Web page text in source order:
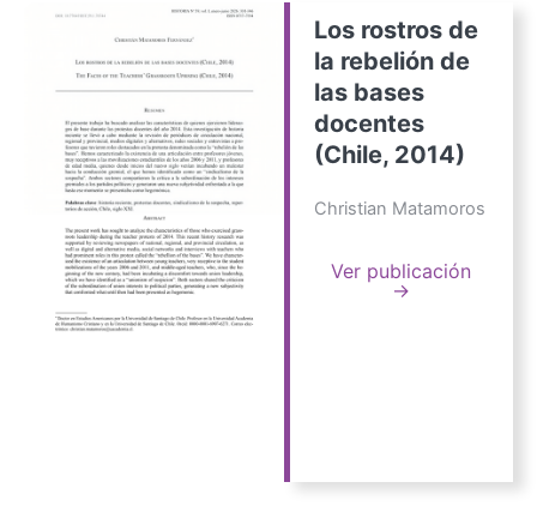
Los rostros de
la rebelión de
las bases
docentes
(Chile, 2014)
Christian Matamoros
Ver publicación
→